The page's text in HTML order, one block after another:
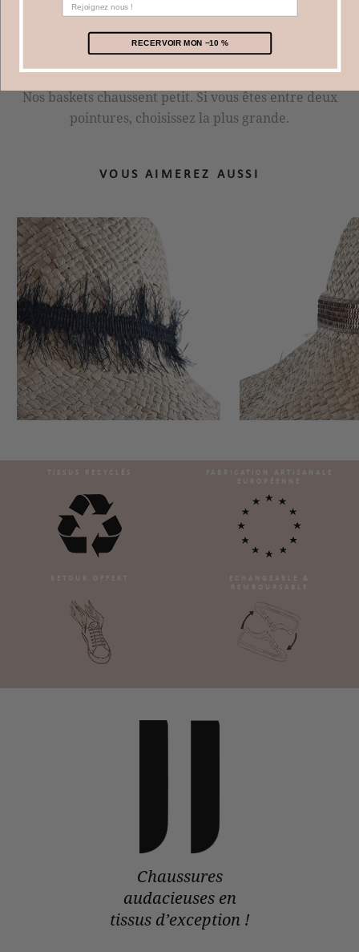
Vous avez 14 jours pour nous renvoyer vos baskets
(dans un état irréprochable).
CONSEILS ET TAILLES
Nos baskets chaussent petit. Si vous êtes entre deux
pointures, choisissez la plus grande.
VOUS AIMEREZ AUSSI
TISSUS RECYCLÉS
FABRICATION ARTISANALE
EUROPÉENNE
RETOUR OFFERT
ECHANGEABLE &
REMBOURSABLE
Chaussures
audacieuses en
tissus d’exception !
RECERVOIR MON −10 %